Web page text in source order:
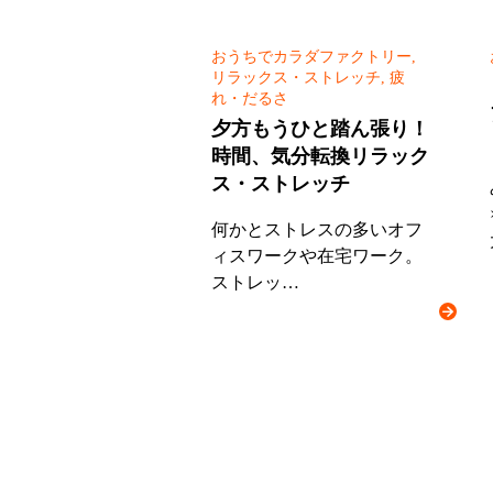
おうちでカラダファクトリー,
リラックス・ストレッチ, 疲
れ・だるさ
夕方もうひと踏ん張り！
時間、気分転換リラック
ス・ストレッチ
何かとストレスの多いオフ
ィスワークや在宅ワーク。
ストレッ…